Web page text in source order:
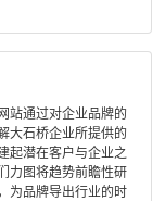
站通过对企业品牌的
大石桥企业所提供的
起潜在客户与企业之
力图将趋势前瞻性研
为品牌导出行业的时